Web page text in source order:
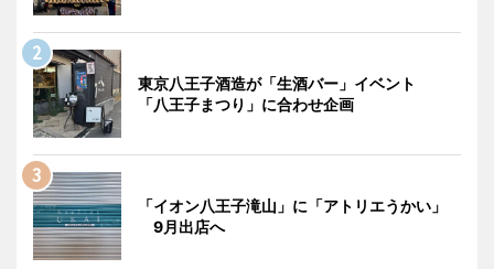
東京八王子酒造が「生酒バー」イベント
「八王子まつり」に合わせ企画
「イオン八王子滝山」に「アトリエうかい」
9月出店へ